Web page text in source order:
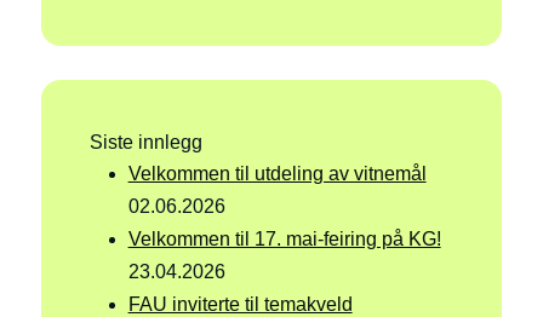
Siste innlegg
Velkommen til utdeling av vitnemål
02.06.2026
Velkommen til 17. mai-feiring på KG!
23.04.2026
FAU inviterte til temakveld